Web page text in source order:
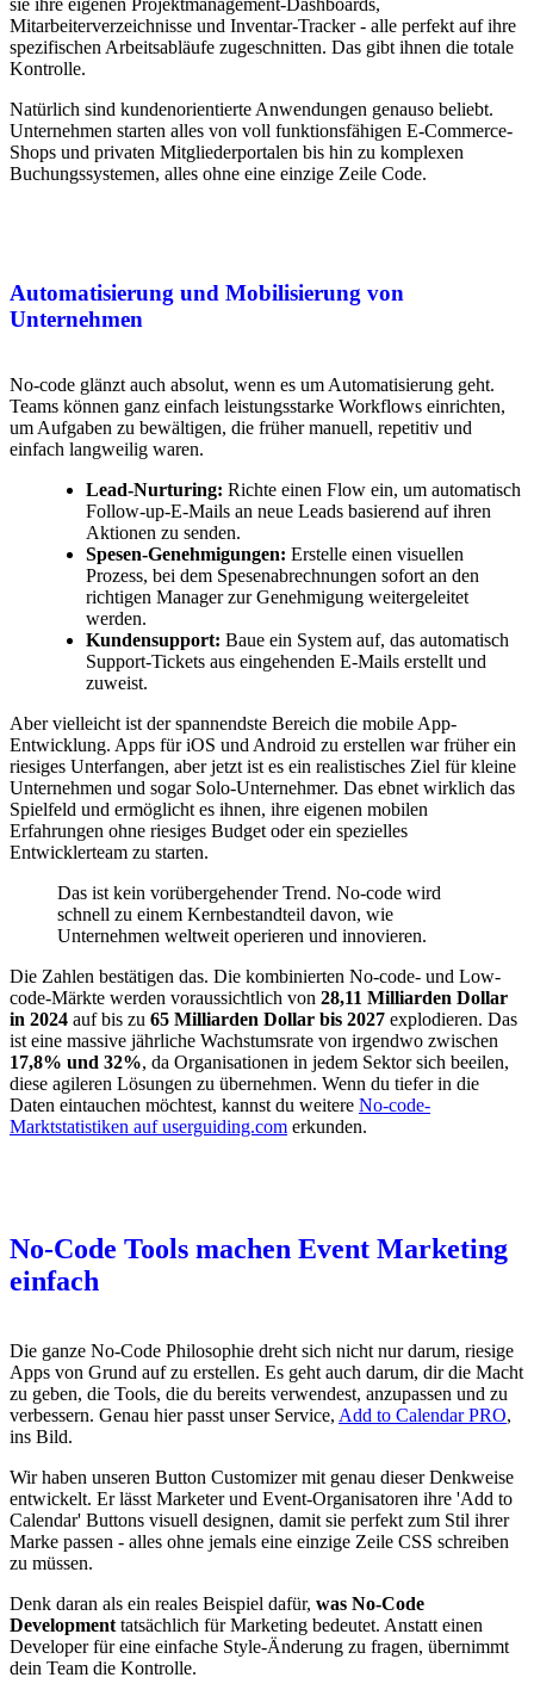
sie ihre eigenen Projektmanagement-Dashboards,
Mitarbeiterverzeichnisse und Inventar-Tracker - alle perfekt auf ihre
spezifischen Arbeitsabläufe zugeschnitten. Das gibt ihnen die totale
Kontrolle.
Natürlich sind kundenorientierte Anwendungen genauso beliebt.
Unternehmen starten alles von voll funktionsfähigen E-Commerce-
Shops und privaten Mitgliederportalen bis hin zu komplexen
Buchungssystemen, alles ohne eine einzige Zeile Code.
Automatisierung und Mobilisierung von
Unternehmen
No-code glänzt auch absolut, wenn es um Automatisierung geht.
Teams können ganz einfach leistungsstarke Workflows einrichten,
um Aufgaben zu bewältigen, die früher manuell, repetitiv und
einfach langweilig waren.
Lead-Nurturing: Richte einen Flow ein, um automatisch
Follow-up-E-Mails an neue Leads basierend auf ihren
Aktionen zu senden.
Spesen-Genehmigungen: Erstelle einen visuellen
Prozess, bei dem Spesenabrechnungen sofort an den
richtigen Manager zur Genehmigung weitergeleitet
werden.
Kundensupport: Baue ein System auf, das automatisch
Support-Tickets aus eingehenden E-Mails erstellt und
zuweist.
Aber vielleicht ist der spannendste Bereich die mobile App-
Entwicklung. Apps für iOS und Android zu erstellen war früher ein
riesiges Unterfangen, aber jetzt ist es ein realistisches Ziel für kleine
Unternehmen und sogar Solo-Unternehmer. Das ebnet wirklich das
Spielfeld und ermöglicht es ihnen, ihre eigenen mobilen
Erfahrungen ohne riesiges Budget oder ein spezielles
Entwicklerteam zu starten.
Das ist kein vorübergehender Trend. No-code wird
schnell zu einem Kernbestandteil davon, wie
Unternehmen weltweit operieren und innovieren.
Die Zahlen bestätigen das. Die kombinierten No-code- und Low-
code-Märkte werden voraussichtlich von 28,11 Milliarden Dollar
in 2024 auf bis zu 65 Milliarden Dollar bis 2027 explodieren. Das
ist eine massive jährliche Wachstumsrate von irgendwo zwischen
17,8% und 32%, da Organisationen in jedem Sektor sich beeilen,
diese agileren Lösungen zu übernehmen. Wenn du tiefer in die
Daten eintauchen möchtest, kannst du weitere No-code-
Marktstatistiken auf userguiding.com erkunden.
No-Code Tools machen Event Marketing
einfach
Die ganze No-Code Philosophie dreht sich nicht nur darum, riesige
Apps von Grund auf zu erstellen. Es geht auch darum, dir die Macht
zu geben, die Tools, die du bereits verwendest, anzupassen und zu
verbessern. Genau hier passt unser Service, Add to Calendar PRO,
ins Bild.
Wir haben unseren Button Customizer mit genau dieser Denkweise
entwickelt. Er lässt Marketer und Event-Organisatoren ihre 'Add to
Calendar' Buttons visuell designen, damit sie perfekt zum Stil ihrer
Marke passen - alles ohne jemals eine einzige Zeile CSS schreiben
zu müssen.
Denk daran als ein reales Beispiel dafür, was No-Code
Development tatsächlich für Marketing bedeutet. Anstatt einen
Developer für eine einfache Style-Änderung zu fragen, übernimmt
dein Team die Kontrolle.